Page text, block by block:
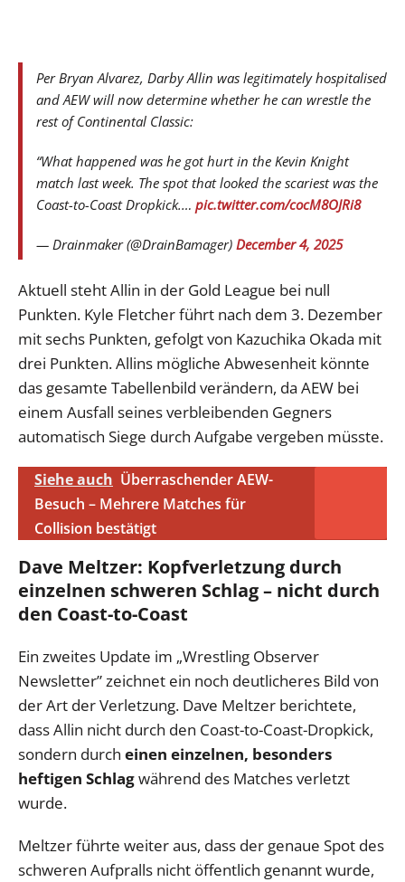
Per Bryan Alvarez, Darby Allin was legitimately hospitalised
and AEW will now determine whether he can wrestle the
rest of Continental Classic:
“What happened was he got hurt in the Kevin Knight
match last week. The spot that looked the scariest was the
Coast-to-Coast Dropkick.… pic.twitter.com/cocM8OJRi8
— Drainmaker (@DrainBamager) December 4, 2025
Aktuell steht Allin in der Gold League bei null
Punkten. Kyle Fletcher führt nach dem 3. Dezember
mit sechs Punkten, gefolgt von Kazuchika Okada mit
drei Punkten. Allins mögliche Abwesenheit könnte
das gesamte Tabellenbild verändern, da AEW bei
einem Ausfall seines verbleibenden Gegners
automatisch Siege durch Aufgabe vergeben müsste.
Siehe auch Überraschender AEW-
Besuch – Mehrere Matches für
Collision bestätigt
Dave Meltzer: Kopfverletzung durch
einzelnen schweren Schlag – nicht durch
den Coast-to-Coast
Ein zweites Update im „Wrestling Observer
Newsletter” zeichnet ein noch deutlicheres Bild von
der Art der Verletzung. Dave Meltzer berichtete,
dass Allin nicht durch den Coast-to-Coast-Dropkick,
sondern durch einen einzelnen, besonders
heftigen Schlagwährend des Matches verletzt
wurde.
Meltzer führte weiter aus, dass der genaue Spot des
schweren Aufpralls nicht öffentlich genannt wurde,